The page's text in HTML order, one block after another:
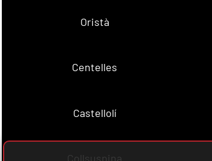
Oristà
Centelles
Castellolí
Collsuspina